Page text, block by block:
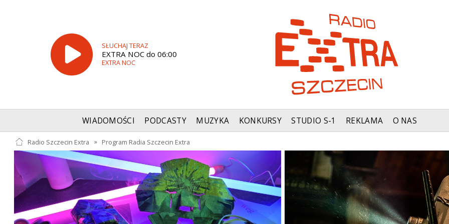
SŁUCHAJ TERAZ
EXTRA NOC do 06:00
EXTRA NOC
WIADOMOŚCI PODCASTY MUZYKA KONKURSY STUDIO S-1 REKLAMA O NAS
Radio Szczecin Extra » Program Radia Szczecin Extra